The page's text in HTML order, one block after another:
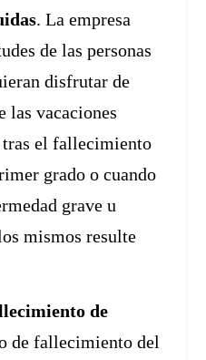
. La empresa
de las personas
disfrutar de
las vacaciones
el fallecimiento
grado o cuando
grave u
mismos resulte
de
de fallecimiento del